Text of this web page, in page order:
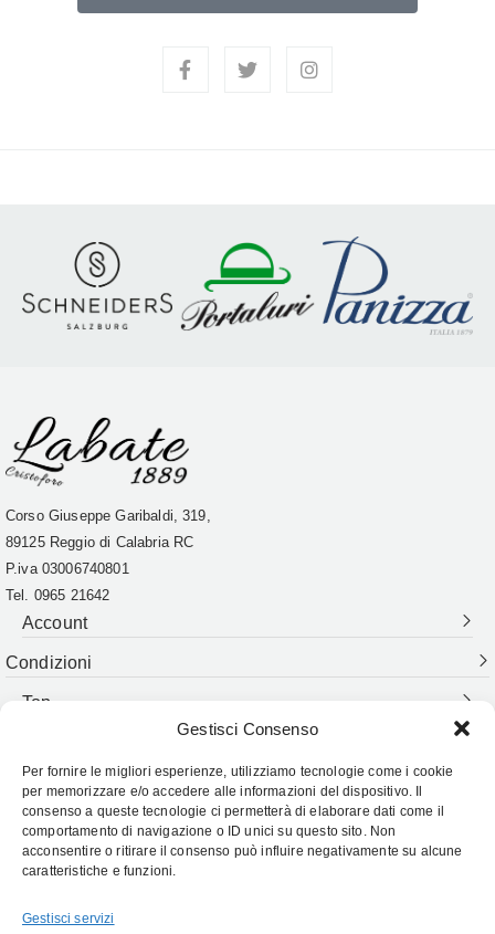
Gestisci Consenso
Per fornire le migliori esperienze, utilizziamo tecnologie come i cookie
per memorizzare e/o accedere alle informazioni del dispositivo. Il
consenso a queste tecnologie ci permetterà di elaborare dati come il
comportamento di navigazione o ID unici su questo sito. Non
acconsentire o ritirare il consenso può influire negativamente su alcune
caratteristiche e funzioni.
Gestisci servizi
Corso Giuseppe Garibaldi, 319,
89125 Reggio di Calabria RC
P.iva 03006740801
Tel. 0965 21642
Account
Condizioni
Top
Follow Us: